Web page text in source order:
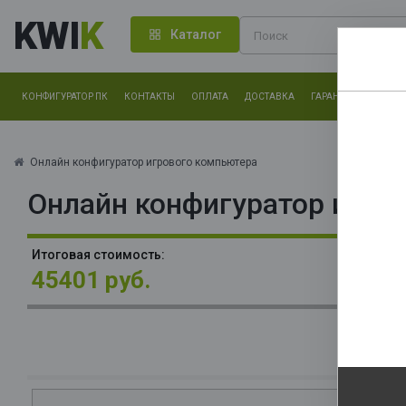
KWIK Каталог
КОНФИГУРАТОР ПК КОНТАКТЫ ОПЛАТА ДОСТАВКА ГАРАНТИЯ
Онлайн конфигуратор игрового компьютера
Онлайн конфигуратор
Итоговая стоимость:
45401 руб.